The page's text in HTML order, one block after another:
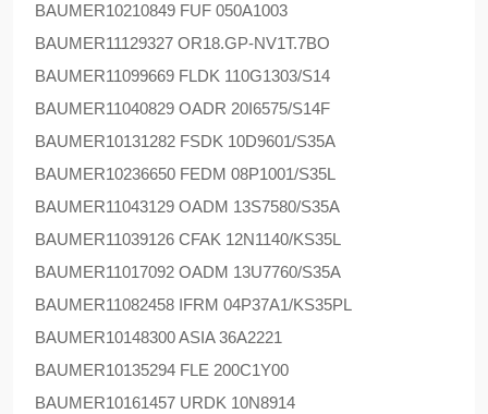
BAUMER10210849 FUF 050A1003
BAUMER11129327 OR18.GP-NV1T.7BO
BAUMER11099669 FLDK 110G1303/S14
BAUMER11040829 OADR 20I6575/S14F
BAUMER10131282 FSDK 10D9601/S35A
BAUMER10236650 FEDM 08P1001/S35L
BAUMER11043129 OADM 13S7580/S35A
BAUMER11039126 CFAK 12N1140/KS35L
BAUMER11017092 OADM 13U7760/S35A
BAUMER11082458 IFRM 04P37A1/KS35PL
BAUMER10148300 ASIA 36A2221
BAUMER10135294 FLE 200C1Y00
BAUMER10161457 URDK 10N8914